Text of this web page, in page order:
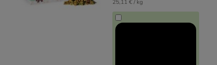
25,11 € / kg